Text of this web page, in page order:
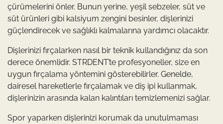
çürümelerini önler. Bunun yerine, yeşil sebzeler, süt ve
süt ürünleri gibi kalsiyum zengini besinler, dişlerinizi
güçlendirecek ve sağlıklı kalmalarına yardımcı olacaktır.
Dişlerinizi fırçalarken nasıl bir teknik kullandığınız da son
derece önemlidir. STRDENT’te profesyoneller, size en
uygun fırçalama yöntemini gösterebilirler. Genelde,
dairesel hareketlerle fırçalamak ve diş ipi kullanmak,
dişlerinizin arasında kalan kalıntıları temizlemenizi sağlar.
Spor yaparken dişlerinizi korumak da unutulmaması